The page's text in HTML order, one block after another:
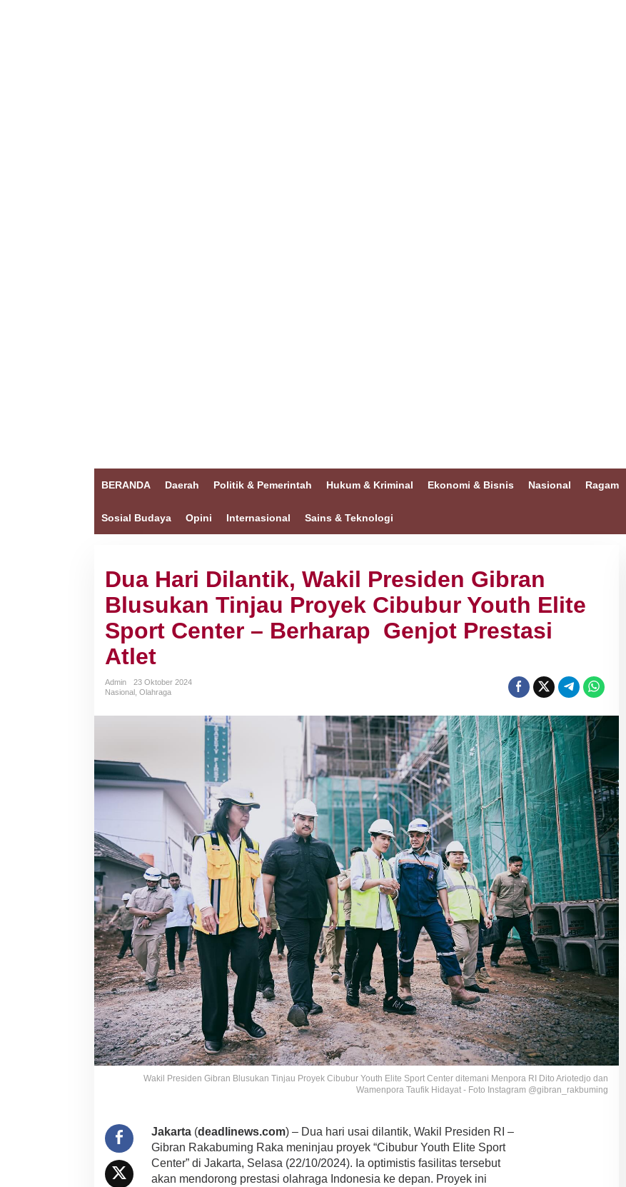
BERANDA Daerah Politik & Pemerintah Hukum & Kriminal Ekonomi & Bisnis Nasional Ragam
Sosial Budaya Opini Internasional Sains & Teknologi
Dua Hari Dilantik, Wakil Presiden Gibran
Blusukan Tinjau Proyek Cibubur Youth Elite
Sport Center – Berharap Genjot Prestasi
Atlet
Admin
23 Oktober 2024
Nasional Olahraga
Wakil Presiden Gibran Blusukan Tinjau Proyek Cibubur Youth Elite Sport Center ditemani Menpora RI Dito Ariotedjo dan
Wamenpora Taufik Hidayat - Foto Instagram @gibran_rakbuming
Jakarta(deadlinews.com) – Dua hari usai dilantik, Wakil Presiden RI –
Gibran Rakabuming Raka meninjau proyek “Cibubur Youth Elite Sport
Center” di Jakarta, Selasa (22/10/2024). Ia optimistis fasilitas tersebut
akan mendorong prestasi olahraga Indonesia ke depan. Proyek ini